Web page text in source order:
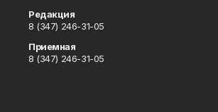
Редакция
8 (347) 246-31-05
Приемная
8 (347) 246-31-05